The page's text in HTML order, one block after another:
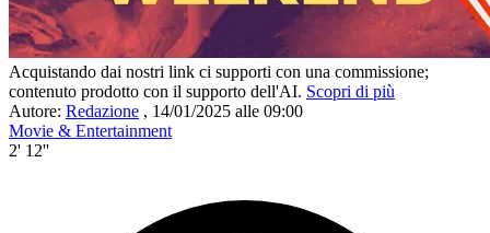
Acquistando dai nostri link ci supporti con una commissione;
contenuto prodotto con il supporto dell'AI. Scopri di più
Autore: Redazione , 14/01/2025 alle 09:00
Movie & Entertainment
2' 12''